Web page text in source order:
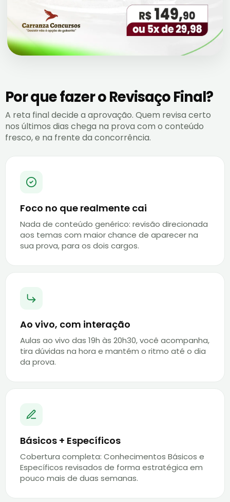
Por que fazer o Revisaço Final?
A reta final decide a aprovação. Quem revisa certo
nos últimos dias chega na prova com o conteúdo
fresco, e na frente da concorrência.
Foco no que realmente cai
Nada de conteúdo genérico: revisão direcionada
aos temas com maior chance de aparecer na
sua prova, para os dois cargos.
Ao vivo, com interação
Aulas ao vivo das 19h às 20h30, você acompanha,
tira dúvidas na hora e mantém o ritmo até o dia
da prova.
Básicos + Específicos
Cobertura completa: Conhecimentos Básicos e
Específicos revisados de forma estratégica em
pouco mais de duas semanas.